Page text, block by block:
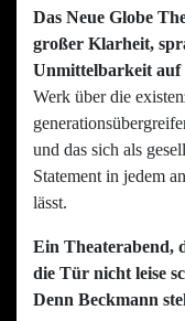
Das Neue Globe
großer Klarheit,
Unmittelbarkeit auf
Werk über die
und das sich als
Statement in jedem
lässt.
Ein Theaterabend,
die Tür nicht leise
Denn Beckmann